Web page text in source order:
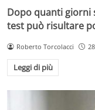
Dopo quanti giorni
test può risultare
Roberto Torcolacci
Leggi di più